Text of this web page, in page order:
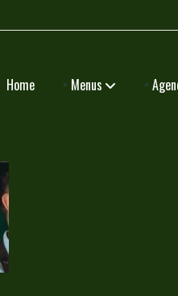
Home Menus